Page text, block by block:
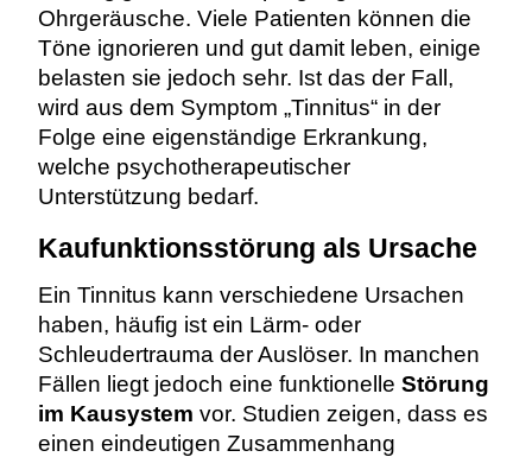
Ohrgeräusche. Viele Patienten können die
Töne ignorieren und gut damit leben, einige
belasten sie jedoch sehr. Ist das der Fall,
wird aus dem Symptom „Tinnitus“ in der
Folge eine eigenständige Erkrankung,
welche psychotherapeutischer
Unterstützung bedarf.
Kaufunktionsstörung als Ursache
Ein Tinnitus kann verschiedene Ursachen
haben, häufig ist ein Lärm- oder
Schleudertrauma der Auslöser. In manchen
Fällen liegt jedoch eine funktionelle Störung
im Kausystem vor. Studien zeigen, dass es
einen eindeutigen Zusammenhang